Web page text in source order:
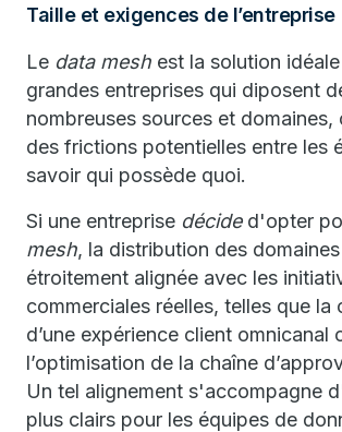
Taille et exigences de l’entreprise
Le data mesh est la solution
grandes entreprises qui diposent
nombreuses sources et domaines,
des frictions potentielles entre les
savoir qui possède quoi.
Si une entreprise décided'opter
mesh, la distribution des
étroitement alignée avec les
commerciales réelles, telles que la
d’une expérience client omnicanal
l’optimisation de la chaîne
Un tel alignement s'accompagne
plus clairs pour les équipes de